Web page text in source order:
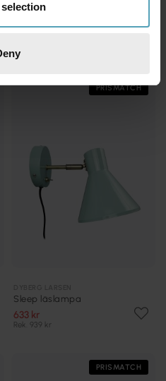
DYBERG LARSEN
PRISMATCH
Sleep läslampa
633 kr
Rek. 939 kr
PRISMATCH